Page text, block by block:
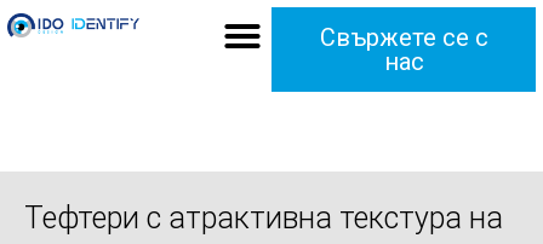
Свържете се с
нас
Тефтери с атрактивна текстура на